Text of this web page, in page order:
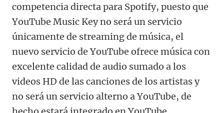
competencia directa para Spotify, puesto que
YouTube Music Key no será un servicio
únicamente de streaming de música, el
nuevo servicio de YouTube ofrece música con
excelente calidad de audio sumado a los
videos HD de las canciones de los artistas y
no será un servicio alterno a YouTube, de